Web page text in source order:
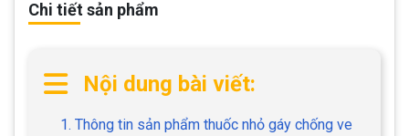
Chi tiết sản phẩm
Nội dung bài viết:
1. Thông tin sản phẩm thuốc nhỏ gáy chống ve